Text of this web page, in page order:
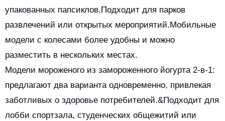
упакованных папсиклов.Подходит для парков
развлечений или открытых мероприятий.Мобильные
модели с колесами более удобны и можно
разместить в нескольких местах.
Модели мороженого из замороженного йогурта 2-в-1:
предлагают два варианта одновременно, привлекая
заботливых о здоровье потребителей.&Подходит для
лобби спортзала, студенческих общежитий или